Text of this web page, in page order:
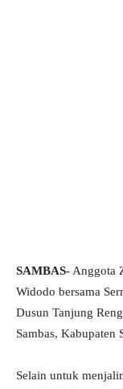
SAMBAS- Anggota
Widodo bersama
Dusun Tanjung
Sambas, Kabupaten
Selain untuk